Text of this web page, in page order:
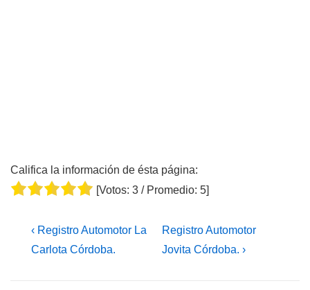
Califica la información de ésta página:
[Votos: 3 / Promedio: 5]
Navegación
de
La
entrada
‹ Registro Automotor La
Carlota Córdoba.
La
entrada
Registro Automotor
Jovita Córdoba. ›